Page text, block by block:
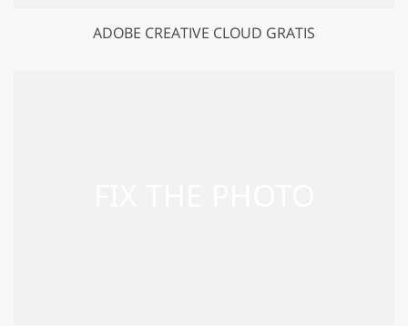
ADOBE CREATIVE CLOUD GRATIS